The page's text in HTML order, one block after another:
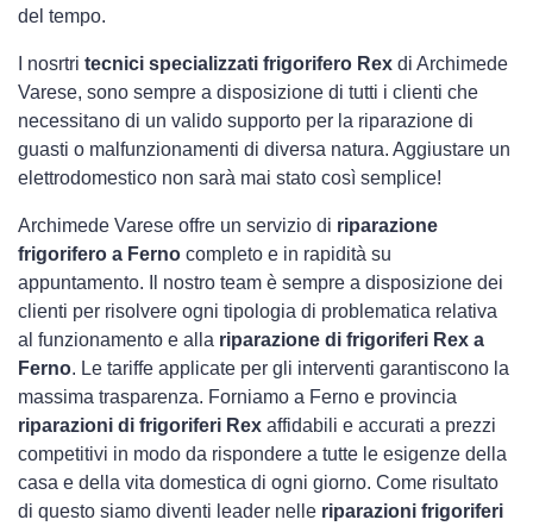
del tempo.
I nosrtri tecnici specializzati frigorifero Rex di Archimede
Varese, sono sempre a disposizione di tutti i clienti che
necessitano di un valido supporto per la riparazione di
guasti o malfunzionamenti di diversa natura. Aggiustare un
elettrodomestico non sarà mai stato così semplice!
Archimede Varese offre un servizio di riparazione
frigorifero a Ferno completo e in rapidità su
appuntamento. Il nostro team è sempre a disposizione dei
clienti per risolvere ogni tipologia di problematica relativa
al funzionamento e alla riparazione di frigoriferi Rex a
Ferno. Le tariffe applicate per gli interventi garantiscono la
massima trasparenza. Forniamo a Ferno e provincia
riparazioni di frigoriferi Rex affidabili e accurati a prezzi
competitivi in modo da rispondere a tutte le esigenze della
casa e della vita domestica di ogni giorno. Come risultato
di questo siamo diventi leader nelle riparazioni frigoriferi